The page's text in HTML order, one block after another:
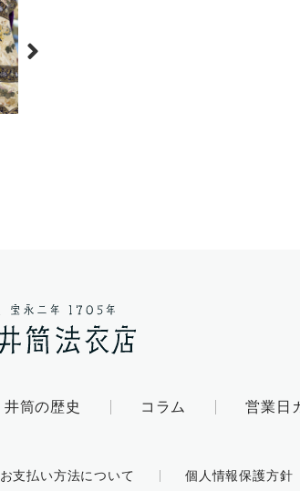
井筒の歴史 コラム 営業日
お支払い方法について 個人情報保護方針